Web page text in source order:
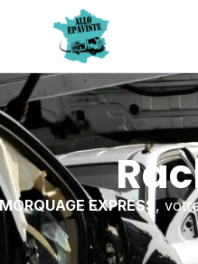
EXPRESS,